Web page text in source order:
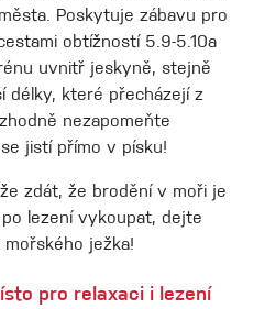
Poskytuje zábavu pro
obtížností 5.9-5.10a
uvnitř jeskyně, stejně
délky, které přecházejí z
nezapomeňte
jistí přímo v písku!
zdát, že brodění v moři je
lezení vykoupat, dejte
ježka!
pro relaxaci i lezení